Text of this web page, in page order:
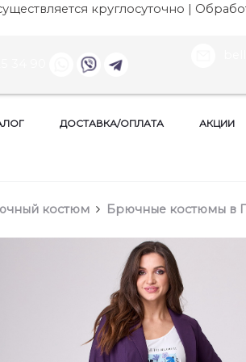
круглосуточно |
ДОСТАВКА/ОПЛАТА АКЦИИ
костюм Брючные костюмы в